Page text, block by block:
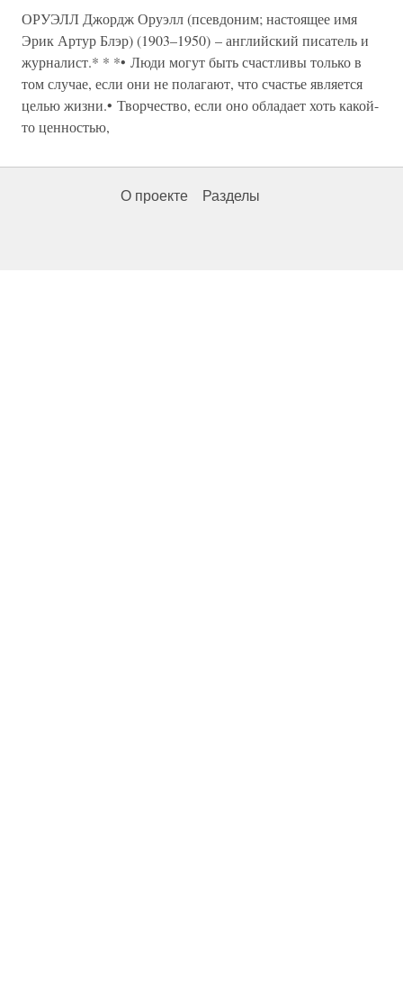
ОРУЭЛЛ Джордж Оруэлл (псевдоним; настоящее имя
Эрик Артур Блэр) (1903–1950) – английский писатель и
журналист.* * *• Люди могут быть счастливы только в
том случае, если они не полагают, что счастье является
целью жизни.• Творчество, если оно обладает хоть какой-
то ценностью,
О проекте Разделы